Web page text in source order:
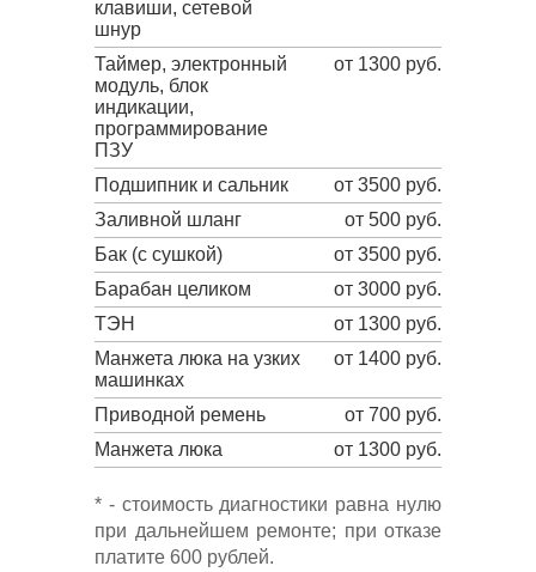
клавиши, сетевой
шнур
Таймер, электронный
модуль, блок
индикации,
программирование
ПЗУ
от 1300 руб.
Подшипник и сальник
от 3500 руб.
Заливной шланг
от 500 руб.
Бак (с сушкой)
от 3500 руб.
Барабан целиком
от 3000 руб.
ТЭН
от 1300 руб.
Манжета люка на узких
машинках
от 1400 руб.
Приводной ремень
от 700 руб.
Манжета люка
от 1300 руб.
* - стоимость диагностики равна нулю
при дальнейшем ремонте; при отказе
платите 600 рублей.